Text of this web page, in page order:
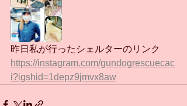
昨日私が行ったシェルターのリンク
https://instagram.com/gundogrescuecac
i?igshid=1depz9jmvx8aw